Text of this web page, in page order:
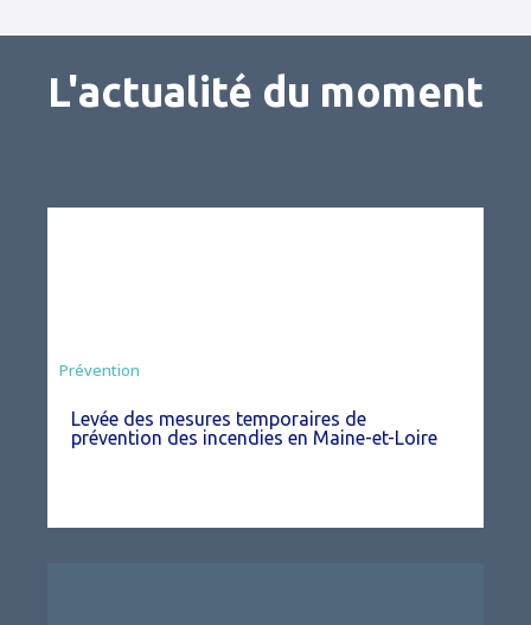
L'actualité du moment
Préfecture
Prévention
Levée des mesures temporaires de
prévention des incendies en Maine-et-Loire